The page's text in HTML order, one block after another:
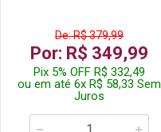
De: R$ 379,99
Por: R$ 349,99
Pix 5% OFF R$ 332,49
ou em até 6x R$ 58,33 Sem
Juros